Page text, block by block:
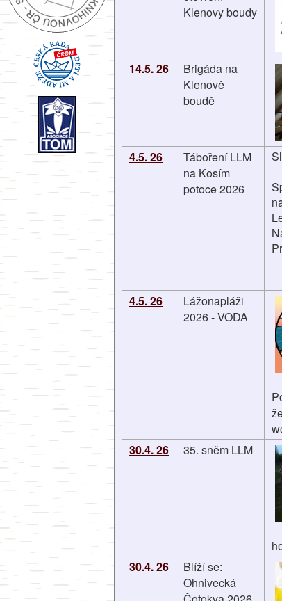
Klenovy boudy
14.5. 26
Brigáda na
Klenově
boudě
4.5. 26
Táboření LLM
na Kosím
potoce 2026
4.5. 26
Lážonapláži
2026 - VODA
30.4. 26
35. sněm LLM
30.4. 26
Blíží se:
Ohnivecká